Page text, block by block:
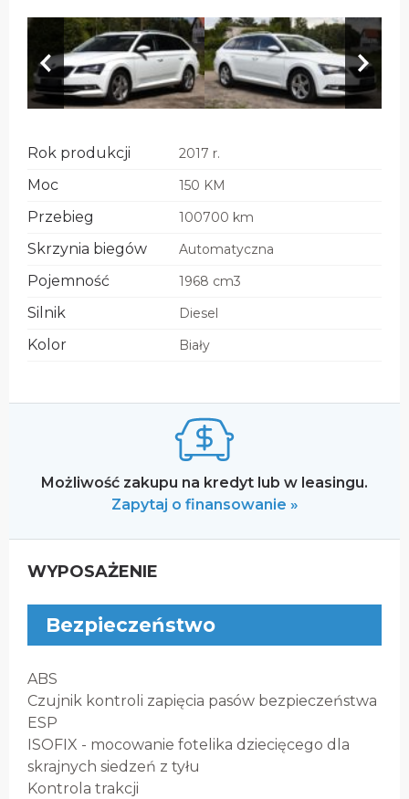
Rok produkcji 2017 r.
Moc 150 KM
Przebieg 100700 km
Skrzynia biegów Automatyczna
Pojemność 1968 cm3
Silnik Diesel
Kolor Biały
Możliwość zakupu na kredyt lub w leasingu.
Zapytaj o finansowanie »
WYPOSAŻENIE
Bezpieczeństwo
ABS
Czujnik kontroli zapięcia pasów bezpieczeństwa
ESP
ISOFIX - mocowanie fotelika dziecięcego dla
skrajnych siedzeń z tyłu
Kontrola trakcji